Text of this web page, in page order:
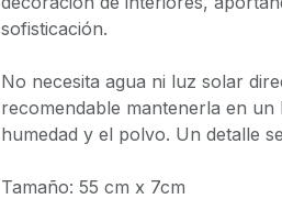
sofisticación.
No necesita agua ni luz solar
recomendable mantenerla en
humedad y el polvo. Un detalle
Tamaño: 55 cm x 7cm